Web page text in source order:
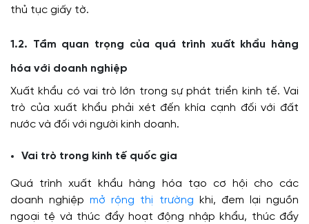
thủ tục giấy tờ.
1.2. Tầm quan trọng của quá trình xuất khẩu hàng
hóa với doanh nghiệp
Xuất khẩu có vai trò lớn trong sự phát triển kinh tế. Vai
trò của xuất khẩu phải xét đến khía cạnh đối với đất
nước và đối với người kinh doanh.
Vai trò trong kinh tế quốc gia
Quá trình xuất khẩu hàng hóa tạo cơ hội cho các
doanh nghiệpmở rộng thị trường khi, đem lại nguồn
ngoại tệ và thúc đẩy hoạt động nhập khẩu, thúc đẩy